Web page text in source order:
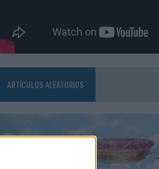
ARTÍCULOS ALEATORIOS